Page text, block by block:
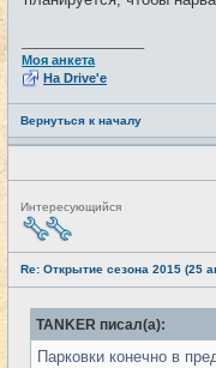
Моя анкета
На Drive'e
Вернуться к началу
Н
е
в
т
и
Интересующийся
Re: Открытие сезона 2015 (25
TANKER писал(а):
Парковки конечно в